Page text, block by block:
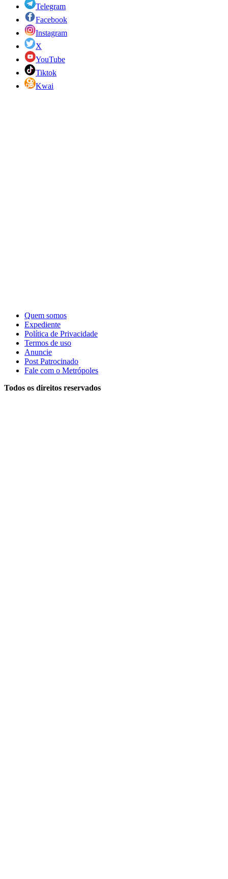
Telegram
Facebook
Instagram
X
YouTube
Tiktok
Kwai
Quem somos
Expediente
Política de Privacidade
Termos de uso
Anuncie
Post Patrocinado
Fale com o Metrópoles
Todos os direitos reservados